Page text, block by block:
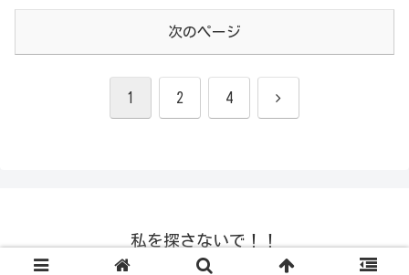
次のページ
1 2 4 次
私を探さないで！！
© 2008-2026 私を探さないで！！.